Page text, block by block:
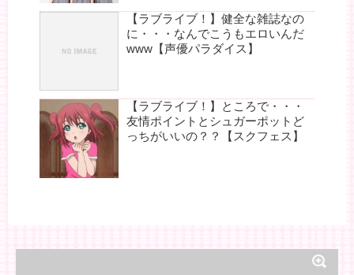
【ラブライブ！】健全な雑誌なの
に・・・なんでこうもエロいんだ
www【声優パラダイス】
【ラブライブ！】ところで・・・
友情ポイントとシュガーポットど
っちがいいの？？【スクフェス】